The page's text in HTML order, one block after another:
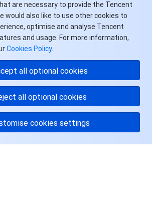
are necessary to provide the Tencent
would also like to use other cookies to
optimise and analyse Tencent
and usage. For more information,
Cookies Policy.
all optional cookies
all optional cookies
cookies settings